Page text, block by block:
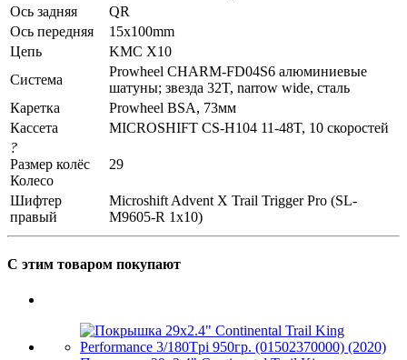
Ось задняя
QR
Ось передняя
15x100mm
Цепь
KMC X10
Система
Prowheel CHARM-FD04S6 алюминиевые
шатуны; звезда 32T, narrow wide, сталь
Каретка
Prowheel BSA, 73мм
Кассета
MICROSHIFT CS-H104 11-48T, 10 скоростей
?
Размер колёс
Колесо
29
Шифтер
правый
Microshift Advent X Trail Trigger Pro (SL-
M9605-R 1x10)
С этим товаром покупают